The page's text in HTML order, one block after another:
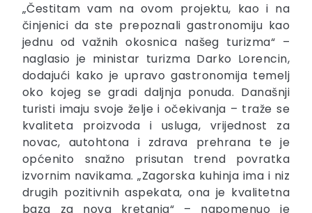
„Čestitam vam na ovom projektu, kao i na
činjenici da ste prepoznali gastronomiju kao
jednu od važnih okosnica našeg turizma“ –
naglasio je ministar turizma Darko Lorencin,
dodajući kako je upravo gastronomija temelj
oko kojeg se gradi daljnja ponuda. Današnji
turisti imaju svoje želje i očekivanja – traže se
kvaliteta proizvoda i usluga, vrijednost za
novac, autohtona i zdrava prehrana te je
općenito snažno prisutan trend povratka
izvornim navikama. „Zagorska kuhinja ima i niz
drugih pozitivnih aspekata, ona je kvalitetna
baza za nova kretanja“ – napomenuo je